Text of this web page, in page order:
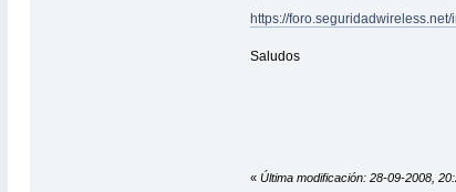
https://
Saludos
«Última modificación: 28-09-2008,